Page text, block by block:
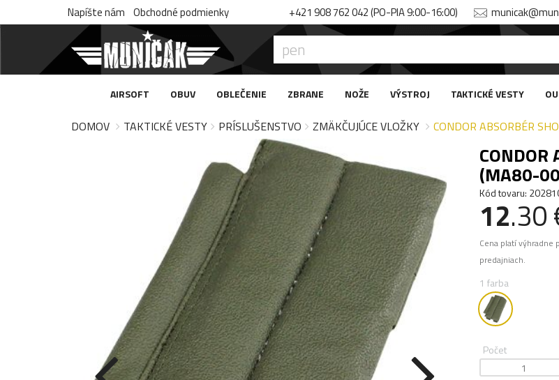
Napíšte nám Obchodné podmienky +421 908 762 042 (PO-PIA 9:00-16:00)
AIRSOFT OBUV OBLEČENIE ZBRANE NOŽE VÝSTROJ TAKTICKÉ VESTY
DOMOV TAKTICKÉ VESTY PRÍSLUŠENSTVO ZMÄKČUJÚCE VLOŽKY CONDOR ABSORBÉR
CONDOR
(MA80-
Kód tovaru:
12.30
Cena platí výhradne
predajniach.
1 farba
Počet